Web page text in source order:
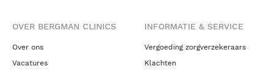
OVER BERGMAN CLINICS
Over ons
Vacatures
INFORMATIE & SERVICE
Vergoeding zorgverzekeraars
Klachten